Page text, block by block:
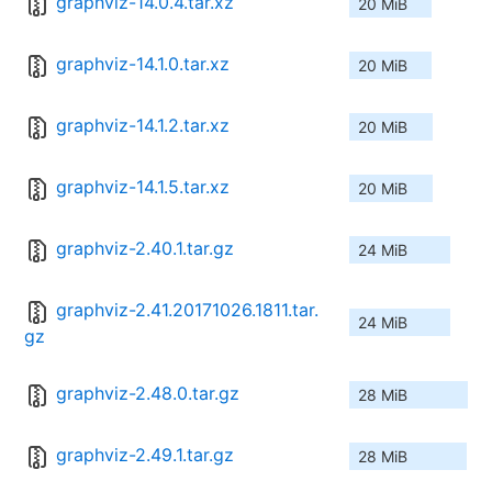
20 MiB
graphviz-14.1.0.tar.xz 20 MiB
graphviz-14.1.2.tar.xz 20 MiB
graphviz-14.1.5.tar.xz 20 MiB
graphviz-2.40.1.tar.gz 24 MiB
graphviz-2.41.20171026.1811.tar.
gz
24 MiB
graphviz-2.48.0.tar.gz 28 MiB
graphviz-2.49.1.tar.gz 28 MiB